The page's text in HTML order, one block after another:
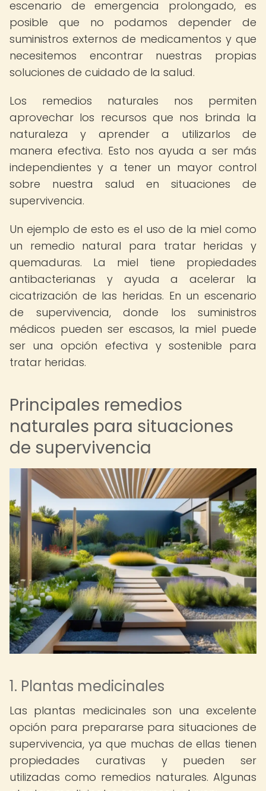
escenario de emergencia prolongado, es
posible que no podamos depender de
suministros externos de medicamentos y que
necesitemos encontrar nuestras propias
soluciones de cuidado de la salud.
Los remedios naturales nos permiten
aprovechar los recursos que nos brinda la
naturaleza y aprender a utilizarlos de
manera efectiva. Esto nos ayuda a ser más
independientes y a tener un mayor control
sobre nuestra salud en situaciones de
supervivencia.
Un ejemplo de esto es el uso de la miel como
un remedio natural para tratar heridas y
quemaduras. La miel tiene propiedades
antibacterianas y ayuda a acelerar la
cicatrización de las heridas. En un escenario
de supervivencia, donde los suministros
médicos pueden ser escasos, la miel puede
ser una opción efectiva y sostenible para
tratar heridas.
Principales remedios
naturales para situaciones
de supervivencia
1. Plantas medicinales
Las plantas medicinales son una excelente
opción para prepararse para situaciones de
supervivencia, ya que muchas de ellas tienen
propiedades curativas y pueden ser
utilizadas como remedios naturales. Algunas